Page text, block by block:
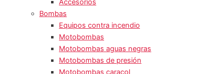
Accesorios
Bombas
Equipos contra incendio
Motobombas
Motobombas aguas negras
Motobombas de presión
Motobombas caracol